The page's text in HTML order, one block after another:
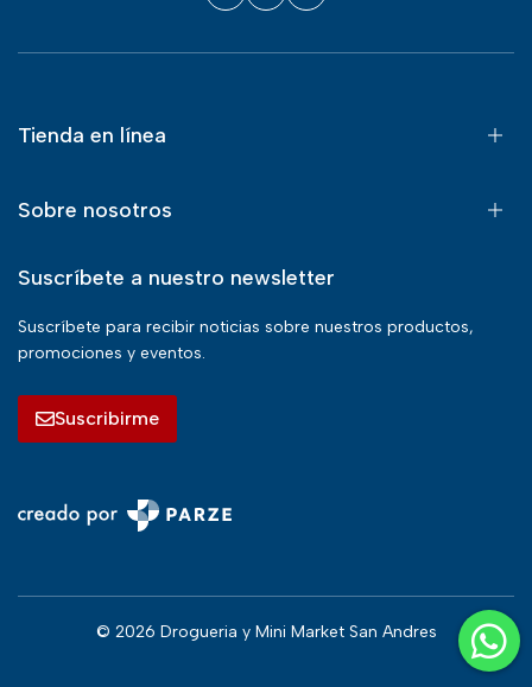
Tienda en línea
Sobre nosotros
Suscríbete a nuestro newsletter
Suscríbete para recibir noticias sobre nuestros productos,
promociones y eventos.
Suscribirme
© 2026 Drogueria y Mini Market San Andres